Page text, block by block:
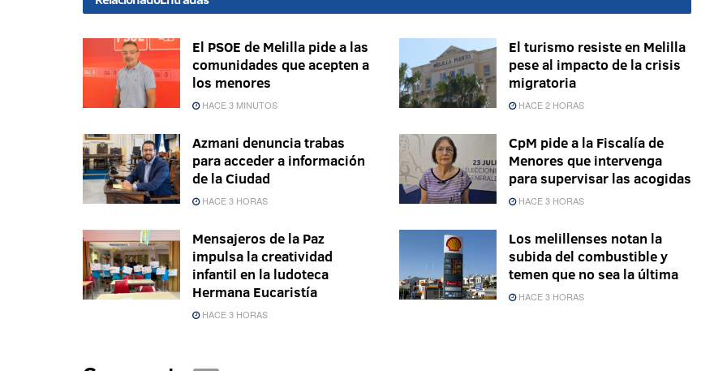
El PSOE de Melilla pide a las
comunidades que acepten a
los menores
HACE 3 MINUTOS
El turismo resiste en Melilla
pese al impacto de la crisis
migratoria
HACE 2 HORAS
Azmani denuncia trabas
para acceder a información
de la Ciudad
HACE 3 HORAS
CpM pide a la Fiscalía de
Menores que intervenga
para supervisar las acogidas
HACE 3 HORAS
Mensajeros de la Paz
impulsa la creatividad
infantil en la ludoteca
Hermana Eucaristía
HACE 3 HORAS
Los melillenses notan la
subida del combustible y
temen que no sea la última
HACE 3 HORAS